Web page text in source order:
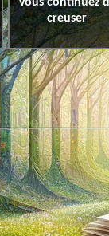
Vous continuez
creuser